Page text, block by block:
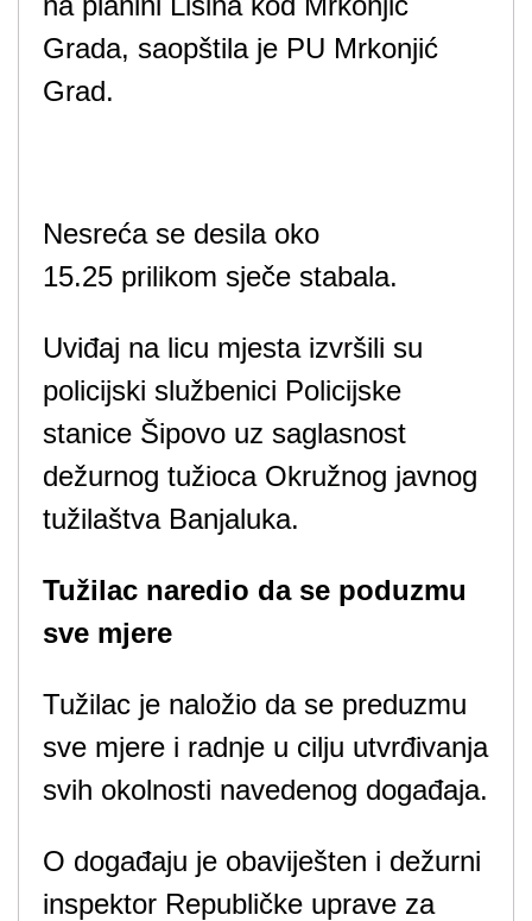
Grada, saopštila je PU Mrkonjić
Grad.
Nesreća se desila oko
15.25 prilikom sječe stabala.
Uviđaj na licu mjesta izvršili su
policijski službenici Policijske
stanice Šipovo uz saglasnost
dežurnog tužioca Okružnog javnog
tužilaštva Banjaluka.
Tužilac naredio da se poduzmu
sve mjere
Tužilac je naložio da se preduzmu
sve mjere i radnje u cilju utvrđivanja
svih okolnosti navedenog događaja.
O događaju je obaviješten i dežurni
inspektor Republičke uprave za